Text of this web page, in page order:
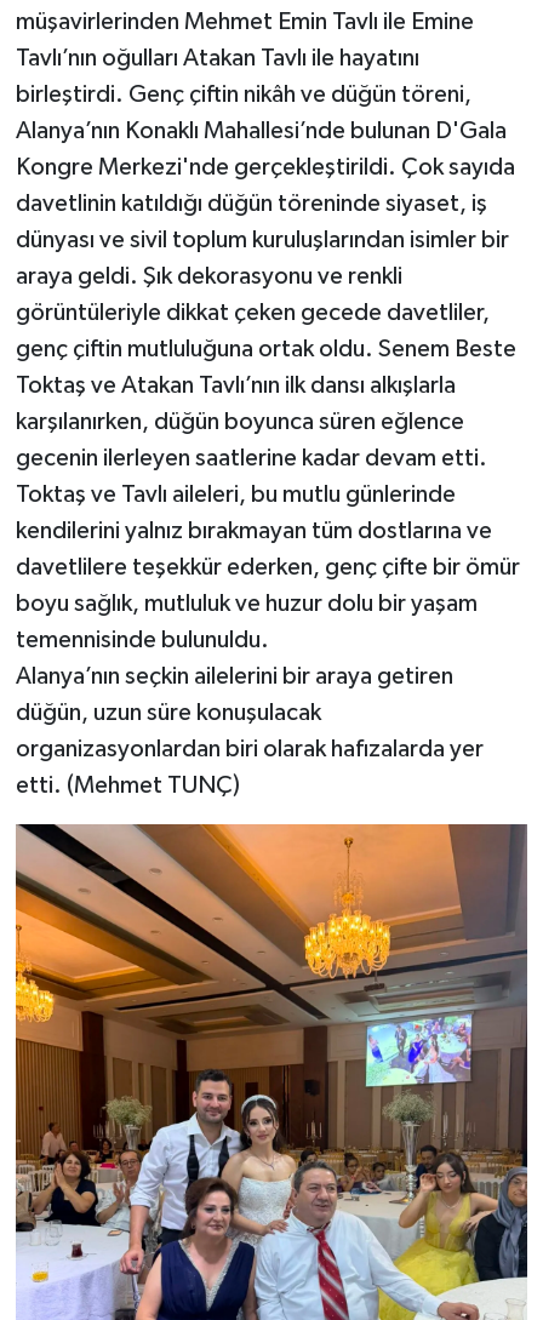
müşavirlerinden Mehmet Emin Tavlı ile Emine
Tavlı’nın oğulları Atakan Tavlı ile hayatını
birleştirdi. Genç çiftin nikâh ve düğün töreni,
Alanya’nın Konaklı Mahallesi’nde bulunan D'Gala
Kongre Merkezi'nde gerçekleştirildi. Çok sayıda
davetlinin katıldığı düğün töreninde siyaset, iş
dünyası ve sivil toplum kuruluşlarından isimler bir
araya geldi. Şık dekorasyonu ve renkli
görüntüleriyle dikkat çeken gecede davetliler,
genç çiftin mutluluğuna ortak oldu. Senem Beste
Toktaş ve Atakan Tavlı’nın ilk dansı alkışlarla
karşılanırken, düğün boyunca süren eğlence
gecenin ilerleyen saatlerine kadar devam etti.
Toktaş ve Tavlı aileleri, bu mutlu günlerinde
kendilerini yalnız bırakmayan tüm dostlarına ve
davetlilere teşekkür ederken, genç çifte bir ömür
boyu sağlık, mutluluk ve huzur dolu bir yaşam
temennisinde bulunuldu.
Alanya’nın seçkin ailelerini bir araya getiren
düğün, uzun süre konuşulacak
organizasyonlardan biri olarak hafızalarda yer
etti. (Mehmet TUNÇ)